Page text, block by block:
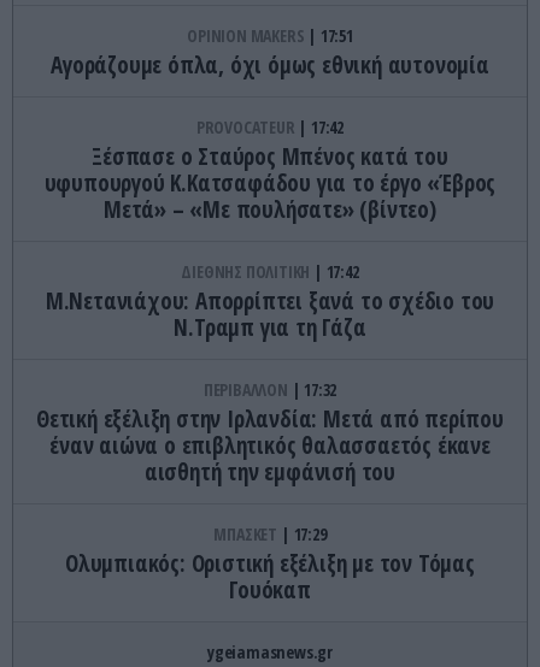
OPINION MAKERS 17:51
Αγοράζουμε όπλα, όχι όμως εθνική αυτονομία
PROVOCATEUR 17:42
Ξέσπασε ο Σταύρος Μπένος κατά του
υφυπουργού Κ.Κατσαφάδου για το έργο «Έβρος
Μετά» – «Με πουλήσατε» (βίντεο)
ΔΙΕΘΝΗΣ ΠΟΛΙΤΙΚΗ 17:42
Μ.Νετανιάχου: Απορρίπτει ξανά το σχέδιο του
Ν.Τραμπ για τη Γάζα
ΠΕΡΙΒΑΛΛΟΝ 17:32
Θετική εξέλιξη στην Ιρλανδία: Μετά από περίπου
έναν αιώνα ο επιβλητικός θαλασσαετός έκανε
αισθητή την εμφάνισή του
ΜΠΑΣΚΕΤ 17:29
Ολυμπιακός: Οριστική εξέλιξη με τον Τόμας
Γουόκαπ
ygeiamasnews.gr